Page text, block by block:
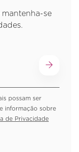
mantenha-se
possam ser
informação sobre
de Privacidade